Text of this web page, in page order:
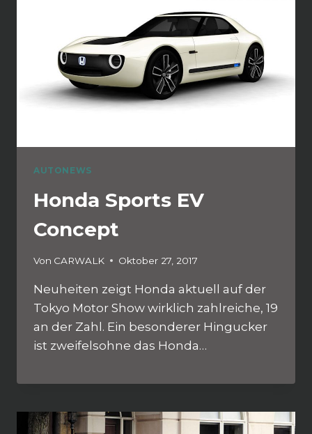
AUTONEWS
Honda Sports EV
Concept
Von CARWALK Oktober 27, 2017
Neuheiten zeigt Honda aktuell auf der
Tokyo Motor Show wirklich zahlreiche, 19
an der Zahl. Ein besonderer Hingucker
ist zweifelsohne das Honda…